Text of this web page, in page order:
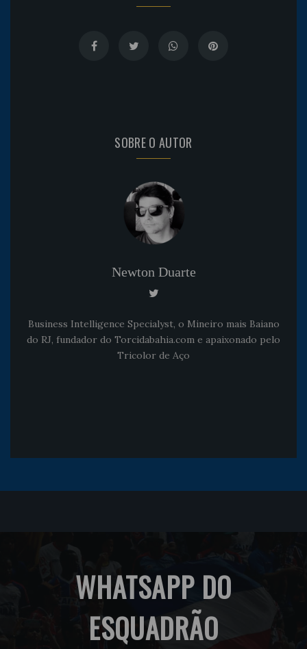
SOBRE O AUTOR
Newton Duarte
Business Intelligence Specialyst, o Mineiro mais Baiano
do RJ, fundador do Torcidabahia.com e apaixonado pelo
Tricolor de Aço
WHATSAPP DO
ESQUADRÃO